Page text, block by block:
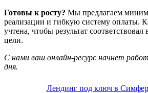
Готовы к росту? Мы предлагаем
реализации и гибкую систему оплаты.
учтена, чтобы результат
цели.
С нами ваш онлайн-ресурс начнет
дня.
Лендинг под ключ в